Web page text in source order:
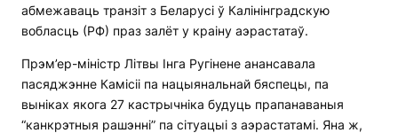
абмежаваць транзіт з Беларусі ў Калінінградскую
вобласць (РФ) праз залёт у краіну аэрастатаў.
Прэм’ер-міністр Літвы Інга Ругінене анансавала
пасяджэнне Камісіі па нацыянальнай бяспецы, па
выніках якога 27 кастрычніка будуць прапанаваныя
“канкрэтныя рашэнні” па сітуацыі з аэрастатамі. Яна ж,